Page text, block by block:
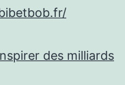
des milliards